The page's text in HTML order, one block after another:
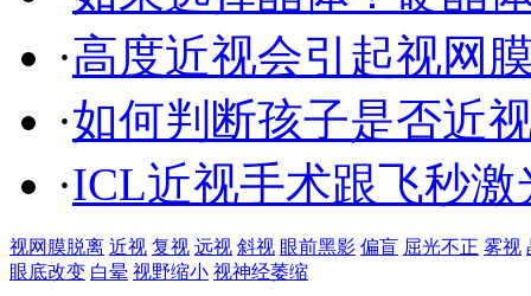
·高度近视会引起视网
·如何判断孩子是否近
·ICL近视手术跟飞秒
视网膜脱离 近视 复视 远视 斜视 眼前黑影 偏盲 屈光不正 雾视
眼底改变 白晕 视野缩小 视神经萎缩